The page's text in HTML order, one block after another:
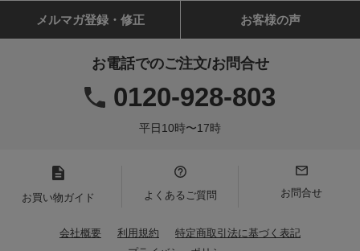
メルマガ登録・修正 お客様の声
お電話でのご注文/お問合せ
0120-928-803
平日10時〜17時
お買い物ガイド よくあるご質問 お問合せ
会社概要 利用規約
特定商取引法に基づく表記